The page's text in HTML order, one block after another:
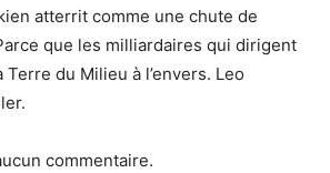
atterrit comme une chute de
que les milliardaires qui dirigent
Terre du Milieu à l’envers. Leo
commentaire.